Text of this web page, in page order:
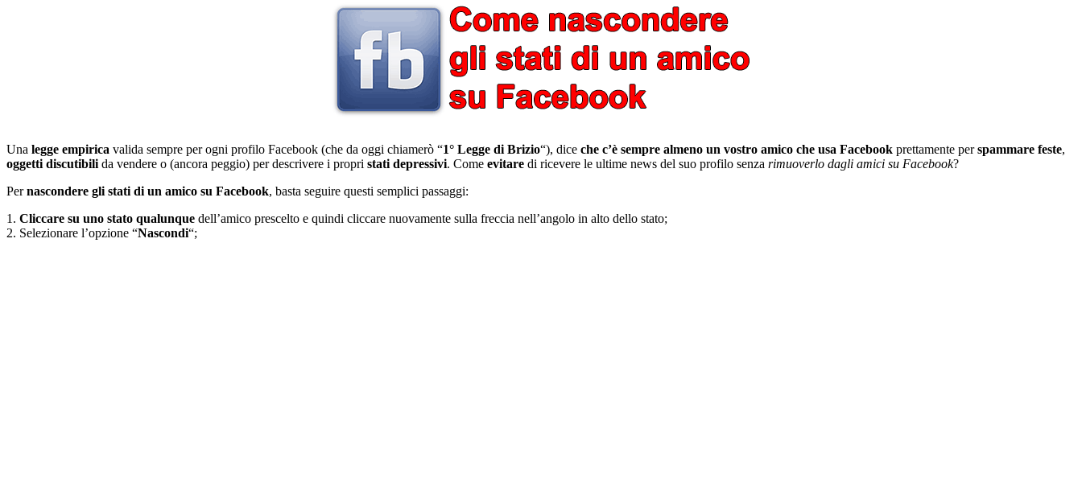
Una legge empirica valida sempre per ogni profilo Facebook (che da oggi chiamerò “1° Legge di Brizio“), dice che c’è sempre almeno un vostro amico che usa Facebook prettamente perspammare feste,
oggetti discutibili da vendere o (ancora peggio) per descrivere i propri stati depressivi. Come evitare di ricevere le ultime news del suo profilo senza rimuoverlo dagli amici su Facebook?
Pernascondere gli stati di un amico su Facebook, basta seguire questi semplici passaggi:
1. Cliccare su uno stato qualunque dell’amico prescelto e quindi cliccare nuovamente sulla freccia nell’angolo in alto dello stato;
2. Selezionare l’opzione “Nascondi“;